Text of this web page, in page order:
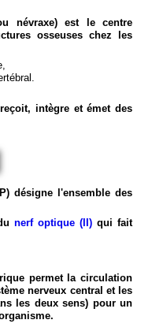
névraxe) est le centre
osseuses chez les
intègre et émet des
désigne l'ensemble des
nerf optique (II) qui fait
permet la circulation
nerveux central et les
les deux sens) pour un